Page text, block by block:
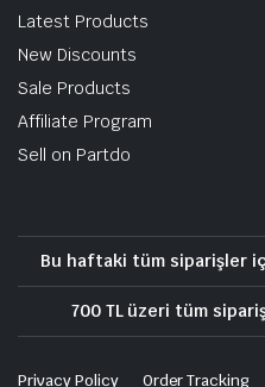
Latest Products
New Discounts
Sale Products
Affiliate Program
Sell on Partdo
Bu haftaki tüm siparişler
700 TL üzeri tüm
Privacy Policy Order Tracking